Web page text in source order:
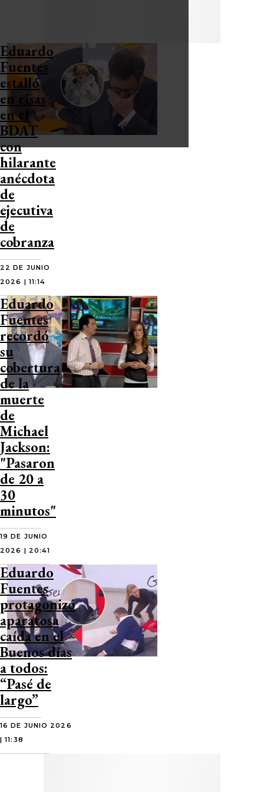
Eduardo
Fuentes
estalló
en risas
en el
BDAT
con
hilarante
anécdota
de
ejecutiva
de
cobranza
22 DE JUNIO
2026 | 11:14
Eduardo
Fuentes
recordó
su
cobertura
de la
muerte
de
Michael
Jackson:
"Pasaron
de 20 a
30
minutos"
19 DE JUNIO
2026 | 20:41
Eduardo
Fuentes
protagonizó
aparatosa
caída en el
Buenos días
a todos:
“Pasé de
largo”
16 DE JUNIO 2026
| 11:38